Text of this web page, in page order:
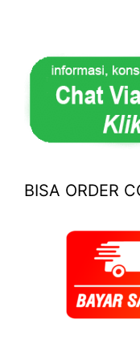
BISA ORDER